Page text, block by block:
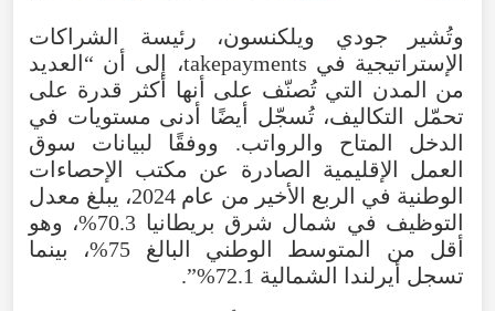
وتُشير جودي ويلكنسون، رئيسة الشراكات
الإستراتيجية في takepayments، إلى أن “العديد
من المدن التي تُصنّف على أنها أكثر قدرة على
تحمّل التكاليف، تُسجّل أيضًا أدنى مستويات في
الدخل المتاح والرواتب. ووفقًا لبيانات سوق
العمل الإقليمية الصادرة عن مكتب الإحصاءات
الوطنية في الربع الأخير من عام 2024، يبلغ معدل
التوظيف في شمال شرق بريطانيا 70.3%، وهو
أقل من المتوسط الوطني البالغ 75%، بينما
تسجل أيرلندا الشمالية 72.1%”.